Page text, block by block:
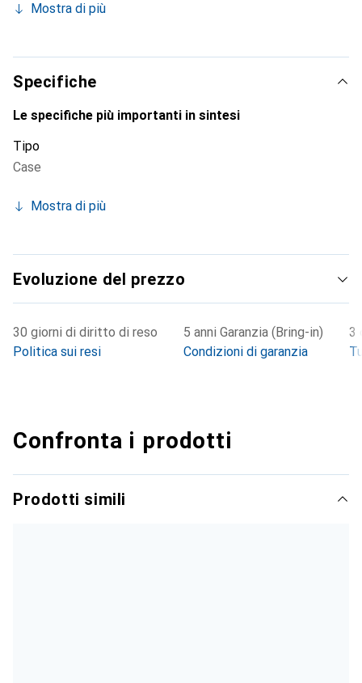
Mostra di più
Specifiche
Le specifiche più importanti in sintesi
Tipo
Case
Mostra di più
Evoluzione del prezzo
30 giorni di diritto di reso
Politica sui resi
5 anni Garanzia (Bring-in)
Condizioni di garanzia
3
Confronta i prodotti
Prodotti simili